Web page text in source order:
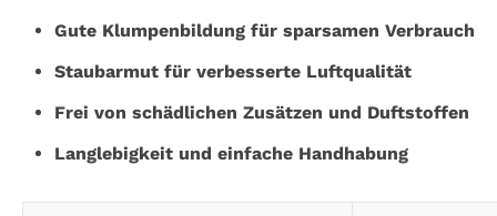
Gute Klumpenbildung für sparsamen Verbrauch
Staubarmut für verbesserte Luftqualität
Frei von schädlichen Zusätzen und Duftstoffen
Langlebigkeit und einfache Handhabung